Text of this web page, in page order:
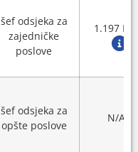
šef odsjeka za
zajedničke
poslove
1.197 KM
šef odsjeka za
opšte poslove
N/A